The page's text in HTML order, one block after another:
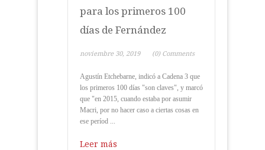
para los primeros 100
días de Fernández
noviembre 30, 2019 (0) Comments
Agustín Etchebarne, indicó a Cadena 3 que
los primeros 100 días "son claves", y marcó
que "en 2015, cuando estaba por asumir
Macri, por no hacer caso a ciertas cosas en
ese períod ...
Leer más